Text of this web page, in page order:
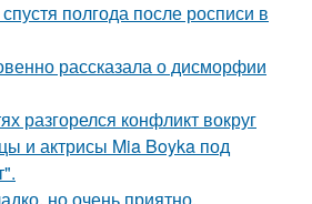
полгода после росписи в
рассказала о дисморфии
разгорелся конфликт вокруг
и актрисы Mia Boyka под
но очень приятно.